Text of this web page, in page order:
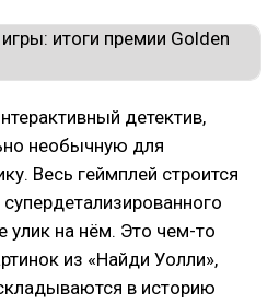
детектив,
необычную для
Весь геймплей строится
улик на нём. Это чем-то
из «Найди Уолли»,
в историю